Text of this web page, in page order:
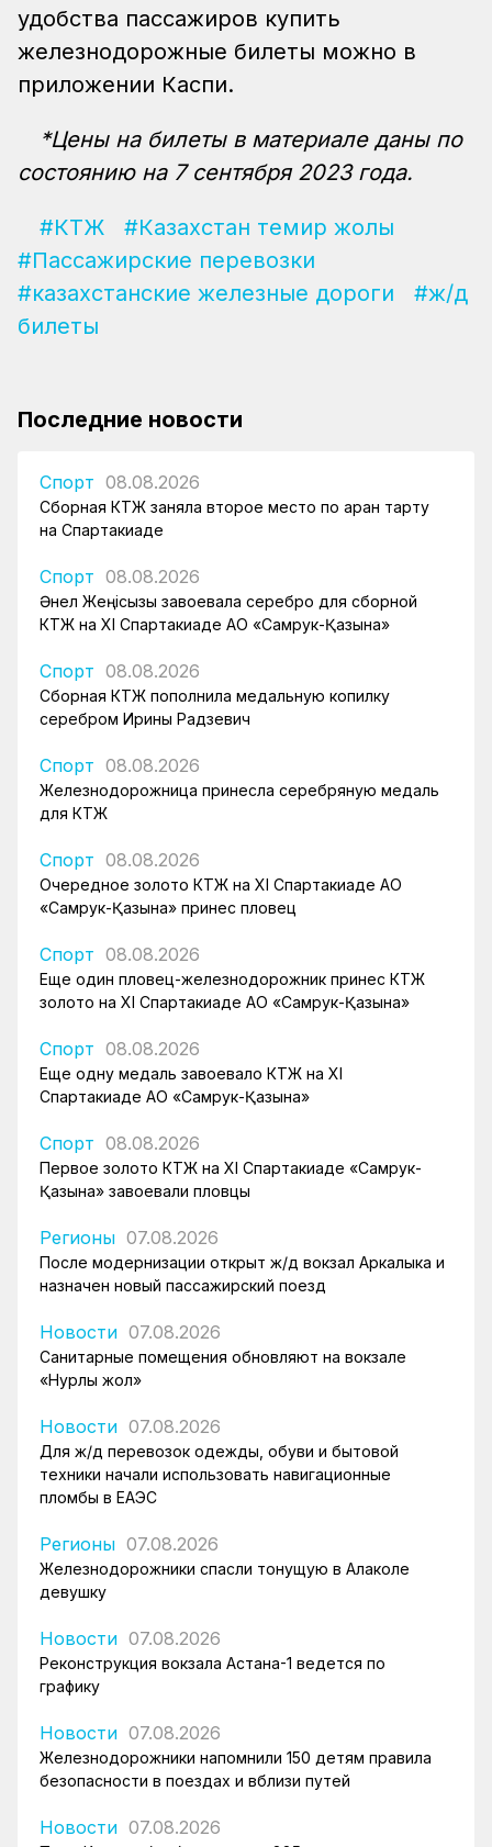
удобства пассажиров купить
железнодорожные билеты можно в
приложении Каспи.
*Цены на билеты в материале даны по
состоянию на 7 сентября 2023 года.
#КТЖ
#Казахстан темир жолы
#Пассажирские перевозки
#казахстанские железные дороги
#ж/д
билеты
Последние новости
Спорт 08.08.2026
Сборная КТЖ заняла второе место по арқан тарту
на Спартакиаде
Спорт 08.08.2026
Әнел Жеңісқызы завоевала серебро для сборной
КТЖ на XI Спартакиаде АО «Самрук-Қазына»
Спорт 08.08.2026
Сборная КТЖ пополнила медальную копилку
серебром Ирины Радзевич
Спорт 08.08.2026
Железнодорожница принесла серебряную медаль
для КТЖ
Спорт 08.08.2026
Очередное золото КТЖ на XI Спартакиаде АО
«Самрук-Қазына» принес пловец
Спорт 08.08.2026
Еще один пловец-железнодорожник принес КТЖ
золото на XI Спартакиаде АО «Самрук-Қазына»
Спорт 08.08.2026
Еще одну медаль завоевало КТЖ на XI
Спартакиаде АО «Самрук-Қазына»
Спорт 08.08.2026
Первое золото КТЖ на XI Спартакиаде «Самрук-
Қазына» завоевали пловцы
Регионы 07.08.2026
После модернизации открыт ж/д вокзал Аркалыка и
назначен новый пассажирский поезд
Новости 07.08.2026
Санитарные помещения обновляют на вокзале
«Нурлы жол»
Новости 07.08.2026
Для ж/д перевозок одежды, обуви и бытовой
техники начали использовать навигационные
пломбы в ЕАЭС
Регионы 07.08.2026
Железнодорожники спасли тонущую в Алаколе
девушку
Новости 07.08.2026
Реконструкция вокзала Астана-1 ведется по
графику
Новости 07.08.2026
Железнодорожники напомнили 150 детям правила
безопасности в поездах и вблизи путей
Новости 07.08.2026